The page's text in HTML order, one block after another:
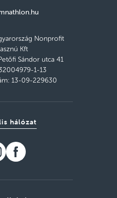
Részletek
Technikum
Nonprofit
Kft
Sándor utca 41
1-13
13-09-229630
hálózat